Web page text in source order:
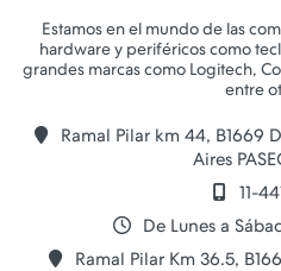
Estamos en el mundo de las
hardware y periféricos como
grandes marcas como Logitech,
Ramal Pilar km 44, B1669
Aires
11-
De Lunes a
Ramal Pilar Km 36.5,